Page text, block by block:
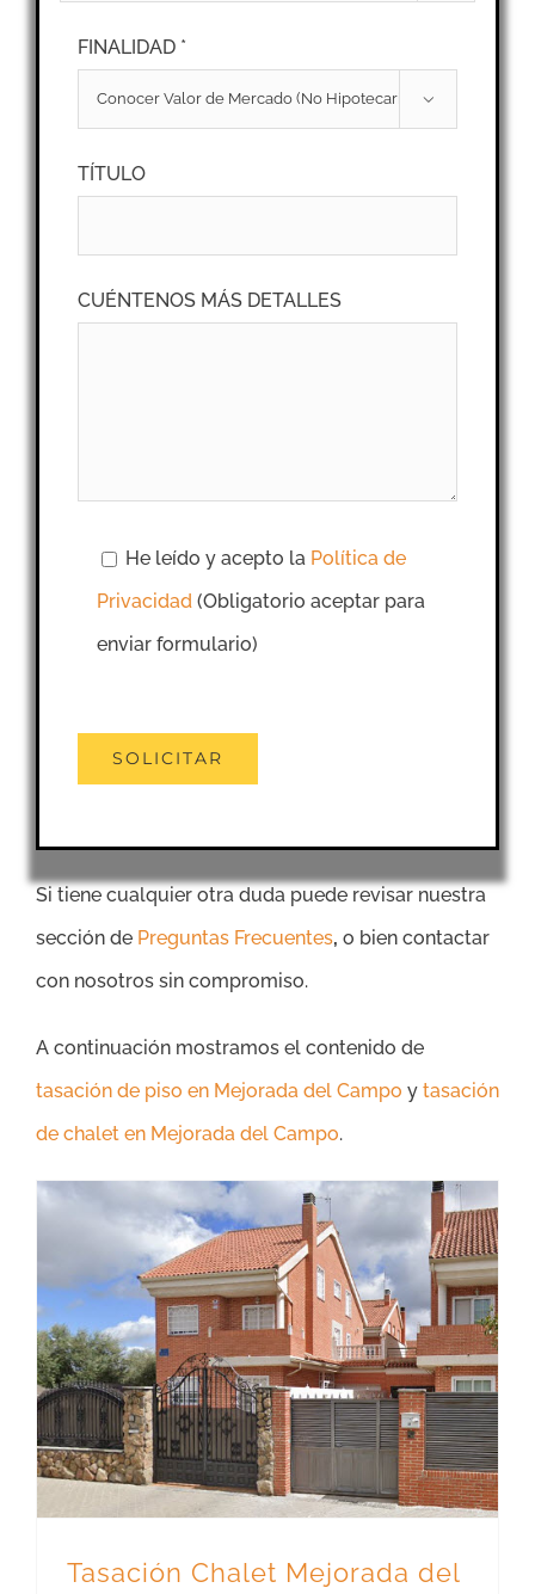
FINALIDAD *

TÍTULO
CUÉNTENOS MÁS DETALLES
He leído y acepto la Política de
Privacidad (Obligatorio aceptar para
enviar formulario)
Si tiene cualquier otra duda puede revisar nuestra
sección de Preguntas Frecuentes, o bien contactar
con nosotros sin compromiso.
A continuación mostramos el contenido de
tasación de piso en Mejorada del Campo y tasación
de chalet en Mejorada del Campo.
Tasación Chalet Mejorada del